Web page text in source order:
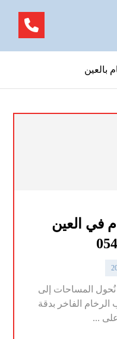
بالعين
في العين
المساحات إلى
الفاخر بدقة
...